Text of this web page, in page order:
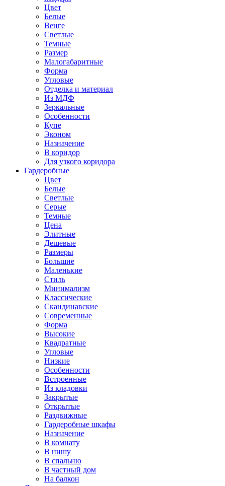
Цвет
Белые
Венге
Светлые
Темные
Размер
Малогабаритные
Форма
Угловые
Отделка и материал
Из МДФ
Зеркальные
Особенности
Купе
Эконом
Назначение
В коридор
Для узкого коридора
Гардеробные
Цвет
Белые
Светлые
Серые
Темные
Цена
Элитные
Дешевые
Размеры
Большие
Маленькие
Стиль
Минимализм
Классические
Скандинавские
Современные
Форма
Высокие
Квадратные
Угловые
Низкие
Особенности
Встроенные
Из кладовки
Закрытые
Открытые
Раздвижные
Гардеробные шкафы
Назначение
В комнату
В нишу
В спальню
В частный дом
На балкон